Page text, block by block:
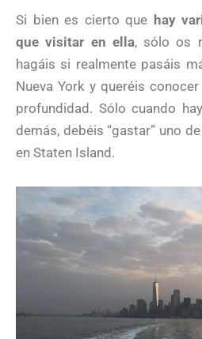
Si bien es cierto que hay
que visitar en ella, sólo os
hagáis si realmente pasáis
Nueva York y queréis
profundidad. Sólo cuando
demás, debéis “gastar” uno
en Staten Island.